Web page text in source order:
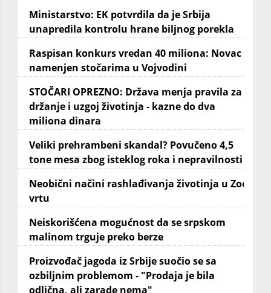
Ministarstvo: EK potvrdila da je Srbija
unapredila kontrolu hrane biljnog porekla
Raspisan konkurs vredan 40 miliona: Novac
namenjen stočarima u Vojvodini
STOČARI OPREZNO: Država menja pravila za
držanje i uzgoj životinja - kazne do dva
miliona dinara
Veliki prehrambeni skandal? Povučeno 4,5
tone mesa zbog isteklog roka i nepravilnosti
Neobični načini rashlađivanja životinja u Zoo
vrtu
Neiskorišćena mogućnost da se srpskom
malinom trguje preko berze
Proizvođač jagoda iz Srbije suočio se sa
ozbiljnim problemom - "Prodaja je bila
odlična, ali zarade nema"